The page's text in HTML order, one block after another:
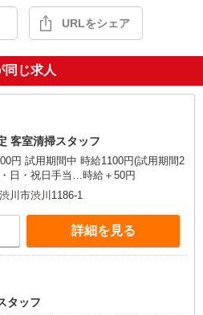
URLをシェア
同じ求人
客室清掃スタッフ
円 試用期間中 時給1100円(試用期間2
◇土・日・祝日手当…時給＋50円
川市渋川1186-1
詳細を見る
タッフ